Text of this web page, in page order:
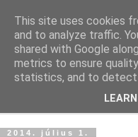
2014. július 1.
This site uses cookies
and to analyze traffic.
shared with Google
metrics to ensure
statistics, and to detect